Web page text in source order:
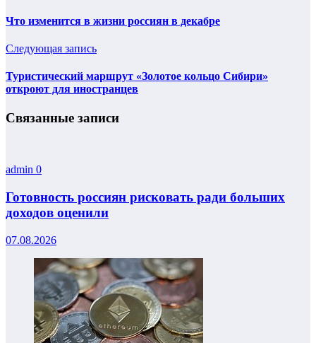
Что изменится в жизни россиян в декабре
Следующая запись
Туристический маршрут «Золотое кольцо Сибири»
откроют для иностранцев
Связанные записи
admin 0
Готовность россиян рисковать ради больших
доходов оценили
07.08.2026